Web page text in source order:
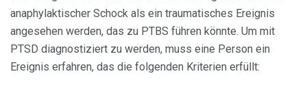
anaphylaktischer Schock als ein traumatisches Ereignis
angesehen werden, das zu PTBS führen könnte. Um mit
PTSD diagnostiziert zu werden, muss eine Person ein
Ereignis erfahren, das die folgenden Kriterien erfüllt: